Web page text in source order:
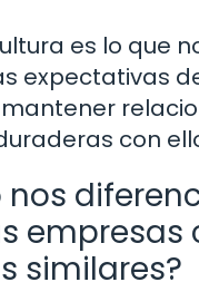
es lo que
expectativas
con
nos
empresas
similares?